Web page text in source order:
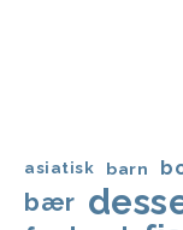
asiatisk barn
bær